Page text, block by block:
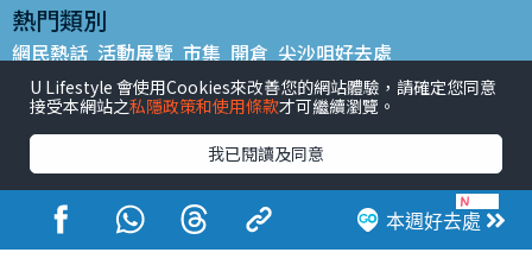
本週好去處
熱門類別
網民熱話 活動展覽 市集 開倉 尖沙咀好去處
銅鑼灣好去處 元朗好去處 荃灣好去處 旺角好去處 社會
餐廳情報 戶外郊遊
熱門標籤
#UGO搵好去處 #人氣活動推介 #美食社群熱話
#親子玩樂好去處
#ULifestyle應用程式
#限時搶
#UJetso禮物放送
#ULifestyle商戶中心 #著數 #網絡熱話
U Lifestyle 會使用Cookies來改善您的網站體驗，請確定您同意
接受本網站之私隱政策和使用條款才可繼續瀏覽。
我已閱讀及同意